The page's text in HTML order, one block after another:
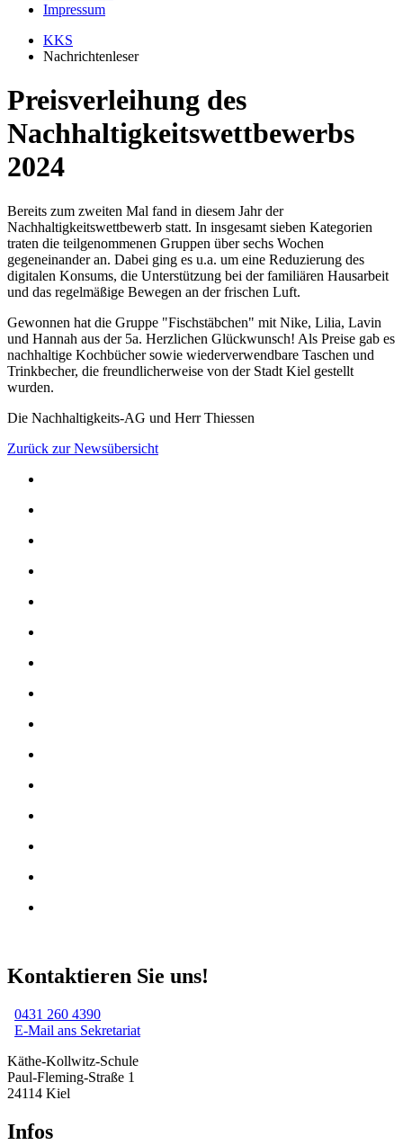
Impressum
KKS
Nachrichtenleser
Preisverleihung des
Nachhaltigkeitswettbewerbs
2024
Bereits zum zweiten Mal fand in diesem Jahr der
Nachhaltigkeitswettbewerb statt. In insgesamt sieben Kategorien
traten die teilgenommenen Gruppen über sechs Wochen
gegeneinander an. Dabei ging es u.a. um eine Reduzierung des
digitalen Konsums, die Unterstützung bei der familiären Hausarbeit
und das regelmäßige Bewegen an der frischen Luft.
Gewonnen hat die Gruppe "Fischstäbchen" mit Nike, Lilia, Lavin
und Hannah aus der 5a. Herzlichen Glückwunsch! Als Preise gab es
nachhaltige Kochbücher sowie wiederverwendbare Taschen und
Trinkbecher, die freundlicherweise von der Stadt Kiel gestellt
wurden.
Die Nachhaltigkeits-AG und Herr Thiessen
Zurück zur Newsübersicht
Kontaktieren Sie uns!
0431 260 4390
E-Mail ans Sekretariat
Käthe-Kollwitz-Schule
Paul-Fleming-Straße 1
24114 Kiel
Infos